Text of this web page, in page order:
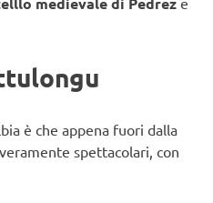
è che appena fuori dalla
spettacolari, con